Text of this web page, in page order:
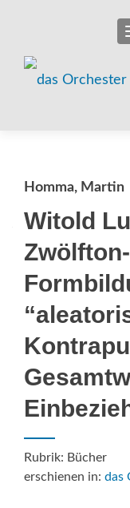
Homma, Martin
Witold
Rubrik: Bücher
erschienen in: das